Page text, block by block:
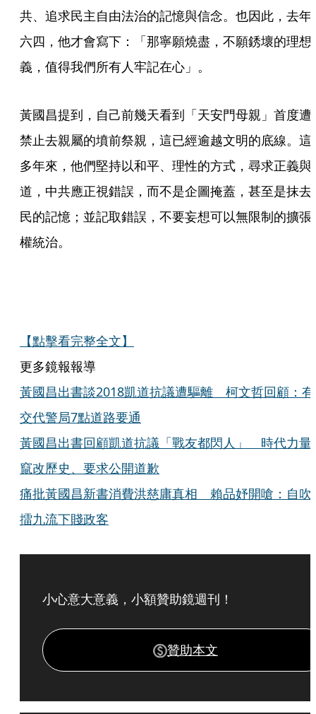
共、追求民主自由法治的記憶與信念。也因此，去年
六四，他才會寫下：「那寧願燒盡，不願銹壞的理想
義，值得我們所有人牢記在心」。
黃國昌提到，自己前幾天看到「天安門母親」首度遭
禁止去親屬的墳前祭親，這已經逾越文明的底線。這
多年來，他們堅持以和平、理性的方式，尋求正義與
道，中共應正視錯誤，而不是企圖掩蓋，甚至是抹去
民的記憶；並記取錯誤，不要妄想可以無限制的擴張
權統治。
【點擊看完整全文】
更多鏡報報導
黃國昌出書談2018凱道抗議遭驅離 柯文哲回顧：有
交代警局7點道路要通
黃國昌出書回顧凱道抗議「戰友都閃人」 時代力量
竄改歷史、要求公開道歉
痛批黃國昌新書消費洪慈庸真相 賴品妤開嗆：自吹
擂九流下賤政客
小心意大意義，小額贊助鏡週刊！
贊助本文